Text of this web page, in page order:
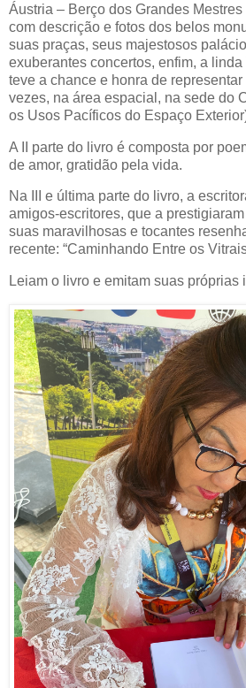
Áustria – Berço dos Grandes
com descrição e fotos dos belos
suas praças, seus majestosos
exuberantes concertos, enfim, a
teve a chance e honra de
vezes, na área espacial, na sede do
os Usos Pacíficos do Espaço
A II parte do livro é composta por
de amor, gratidão pela vida.
Na III e última parte do livro, a
amigos-escritores, que a
suas maravilhosas e tocantes
recente: “Caminhando Entre os
Leiam o livro e emitam suas próprias